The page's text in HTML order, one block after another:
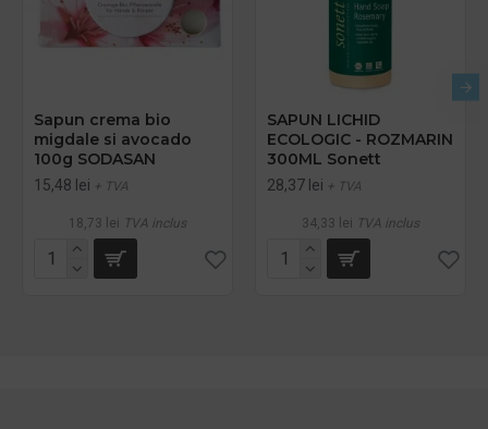
Sapun crema bio
migdale si avocado
100g SODASAN
15,48 lei + TVA
18,73 lei TVA inclus
SAPUN LICHID
ECOLOGIC - ROZMARIN
300ML Sonett
28,37 lei + TVA
34,33 lei TVA inclus